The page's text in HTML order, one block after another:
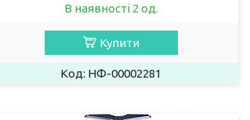
В наявності 2 од.
Купити
НФ-00002281